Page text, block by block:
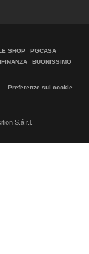
SHOP
PGCASA
BUONISSIMO
Preferenze sui cookie
S.á r.l.